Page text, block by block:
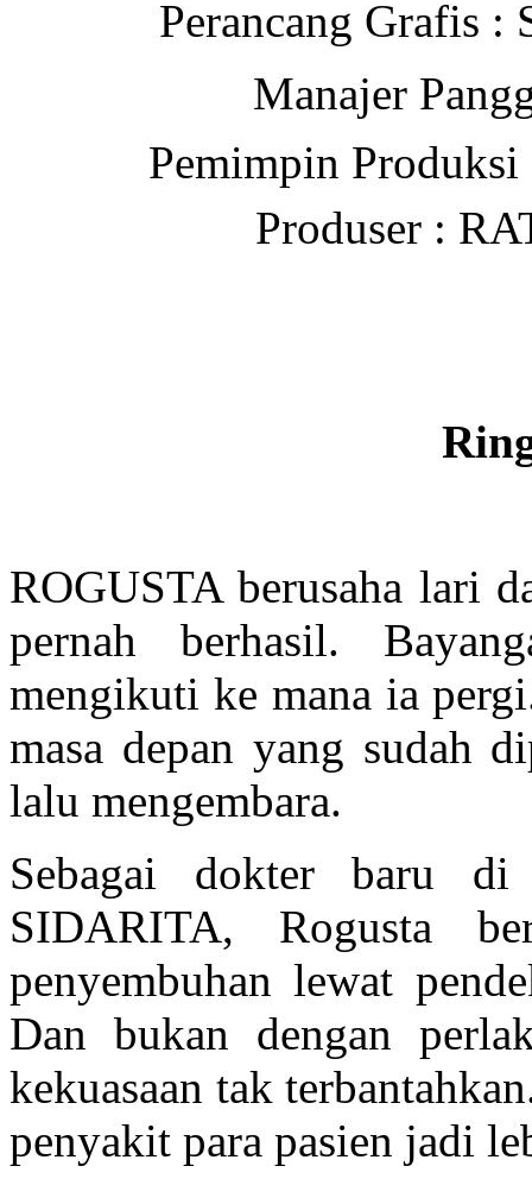
Perancang Grafis
Manajer
Pemimpin
Produser :
ROGUSTA berusaha lari
pernah berhasil.
mengikuti ke mana ia
masa depan yang sudah
lalu mengembara.
Sebagai dokter baru
SIDARITA, Rogusta
penyembuhan lewat
Dan bukan dengan
kekuasaan tak
penyakit para pasien jadi